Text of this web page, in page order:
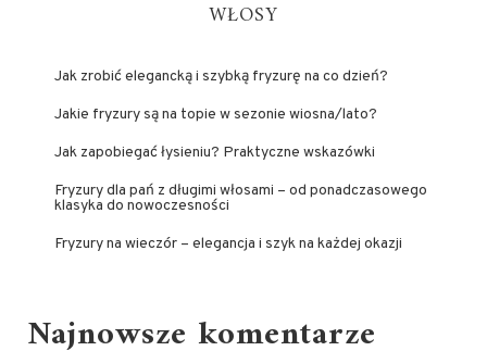
WŁOSY
Jak zrobić elegancką i szybką fryzurę na co dzień?
Jakie fryzury są na topie w sezonie wiosna/lato?
Jak zapobiegać łysieniu? Praktyczne wskazówki
Fryzury dla pań z długimi włosami – od ponadczasowego
klasyka do nowoczesności
Fryzury na wieczór – elegancja i szyk na każdej okazji
Najnowsze komentarze